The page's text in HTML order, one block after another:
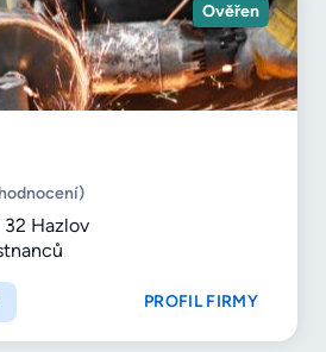
Ověřen
32 Hazlov
PROFIL FIRMY